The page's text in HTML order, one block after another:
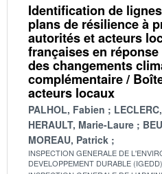
Identification de
plans de résilience à
autorités et acteurs
françaises en
des changements
complémentaire /
acteurs locaux
PALHOL, Fabien
HERAULT, Marie-Laure
MOREAU, Patrick
INSPECTION GENERALE DE
DEVELOPPEMENT DURABLE (IGEDD)